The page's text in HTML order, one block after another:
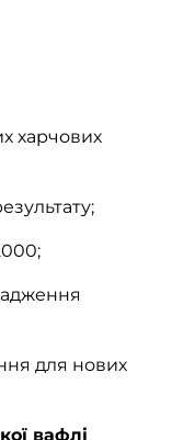
харчових
для нових
вафлі